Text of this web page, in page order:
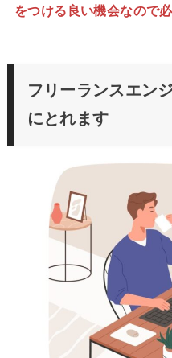
をつける良い機会なので必
フリーランスエン
にとれます